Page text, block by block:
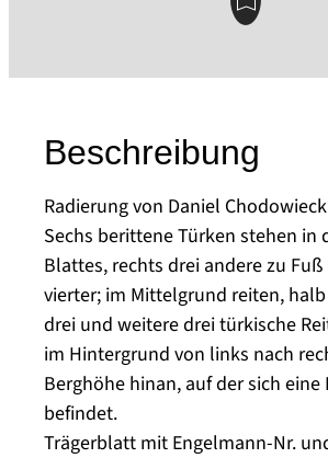
Beschreibung
Radierung von Daniel
Sechs berittene Türken stehen in
Blattes, rechts drei andere zu
vierter; im Mittelgrund reiten,
drei und weitere drei türkische
im Hintergrund von links nach
Berghöhe hinan, auf der sich eine
befindet.
Trägerblatt mit Engelmann-Nr.